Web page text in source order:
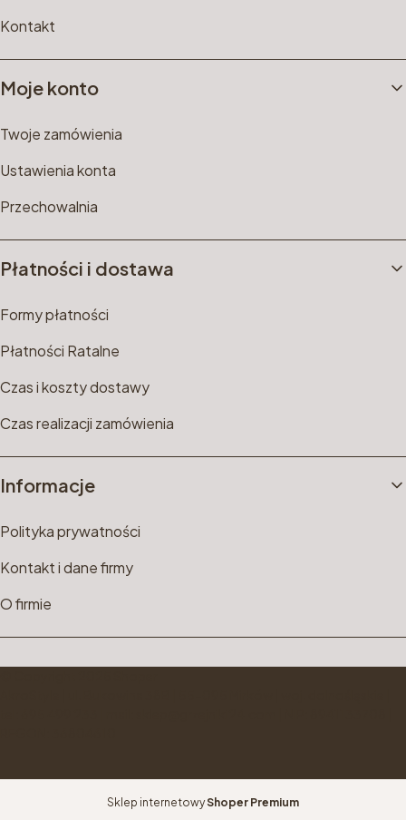
Kontakt
Moje konto
Twoje zamówienia
Ustawienia konta
Przechowalnia
Płatności i dostawa
Formy płatności
Płatności Ratalne
Czas i koszty dostawy
Czas realizacji zamówienia
Informacje
Polityka prywatności
Kontakt i dane firmy
O firmie
Sklep internetowyShoper Premium